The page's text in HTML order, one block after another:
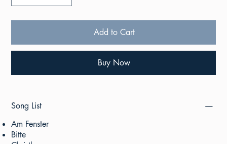
Add to Cart
Buy Now
Song List
Am Fenster
Bitte